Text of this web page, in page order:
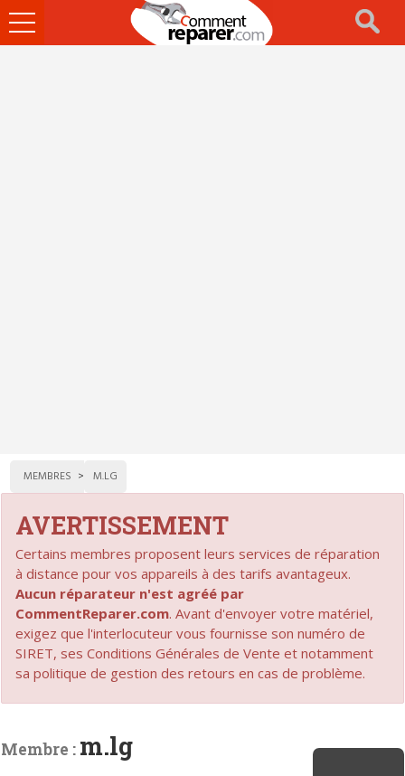
Ouvrir
le
MEMBRES M.LG
AVERTISSEMENT
Certains membres proposent leurs services de réparation
à distance pour vos appareils à des tarifs avantageux.
Aucun réparateur n'est agréé par
CommentReparer.com. Avant d'envoyer votre matériel,
exigez que l'interlocuteur vous fournisse son numéro de
SIRET, ses Conditions Générales de Vente et notamment
sa politique de gestion des retours en cas de problème.
Membre : m.lg